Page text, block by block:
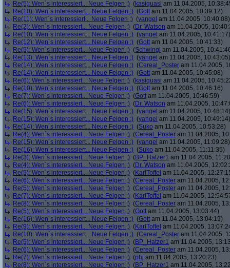
Re(5): Wen´s interessiert... Neue Felgen ;) (kasiquasi am 11.04.2005,
Re(10): Wen´s interessiert... Neue Felgen ;) (Gott am 11.04.2005, 10:39:12)
Re(11): Wen´s interessiert... Neue Felgen ;) (yangel am 11.04.2005, 10:40:08)
Re(2): Wen´s interessiert... Neue Felgen ;) (Dr. Watson am 11.04.2005,
Re(10): Wen´s interessiert... Neue Felgen ;) (yangel am 11.04.2005, 10:41:17)
Re(12): Wen´s interessiert... Neue Felgen ;) (Gott am 11.04.2005, 10:41:33)
Re(5): Wen´s interessiert... Neue Felgen ;) (Schwingi am 11.04.2005,
Re(13): Wen´s interessiert... Neue Felgen ;) (yangel am 11.04.2005, 10:43:05)
Re(14): Wen´s interessiert... Neue Felgen ;) (Cereal_Poster am 11.04.2005,
Re(14): Wen´s interessiert... Neue Felgen ;) (Gott am 11.04.2005, 10:45:08)
Re(6): Wen´s interessiert... Neue Felgen ;) (kasiquasi am 11.04.2005,
Re(10): Wen´s interessiert... Neue Felgen ;) (Gott am 11.04.2005, 10:46:16)
Re(7): Wen´s interessiert... Neue Felgen ;) (Gott am 11.04.2005, 10:46:59)
Re(6): Wen´s interessiert... Neue Felgen ;) (Dr. Watson am 11.04.2005,
Re(15): Wen´s interessiert... Neue Felgen ;) (yangel am 11.04.2005, 10:48:14)
Re(15): Wen´s interessiert... Neue Felgen ;) (yangel am 11.04.2005, 10:49:14)
Re(14): Wen´s interessiert... Neue Felgen ;) (Suko am 11.04.2005, 10:53:28)
Re(4): Wen´s interessiert... Neue Felgen ;) (Cereal_Poster am 11.04.2005,
Re(15): Wen´s interessiert... Neue Felgen ;) (yangel am 11.04.2005, 11:09:28)
Re(16): Wen´s interessiert... Neue Felgen ;) (Suko am 11.04.2005, 11:11:35)
Re(3): Wen´s interessiert... Neue Felgen ;) (BP_Hatzer1 am 11.04.2005,
Re(4): Wen´s interessiert... Neue Felgen ;) (Dr. Watson am 11.04.2005,
Re(5): Wen´s interessiert... Neue Felgen ;) (KarlToffel am 11.04.2005,
Re(6): Wen´s interessiert... Neue Felgen ;) (Cereal_Poster am 11.04.2005,
Re(5): Wen´s interessiert... Neue Felgen ;) (Cereal_Poster am 11.04.2005,
Re(7): Wen´s interessiert... Neue Felgen ;) (KarlToffel am 11.04.2005,
Re(8): Wen´s interessiert... Neue Felgen ;) (Cereal_Poster am 11.04.2005,
Re(5): Wen´s interessiert... Neue Felgen ;) (Gott am 11.04.2005, 13:03:44)
Re(16): Wen´s interessiert... Neue Felgen ;) (Gott am 11.04.2005, 13:04:19)
Re(9): Wen´s interessiert... Neue Felgen ;) (KarlToffel am 11.04.2005,
Re(10): Wen´s interessiert... Neue Felgen ;) (Cereal_Poster am 11.04.2005,
Re(5): Wen´s interessiert... Neue Felgen ;) (BP_Hatzer1 am 11.04.2005,
Re(6): Wen´s interessiert... Neue Felgen ;) (Cereal_Poster am 11.04.2005,
Re(7): Wen´s interessiert... Neue Felgen ;) (phj am 11.04.2005, 13:20:23)
Re(8): Wen´s interessiert... Neue Felgen ;) (BP_Hatzer1 am 11.04.2005,